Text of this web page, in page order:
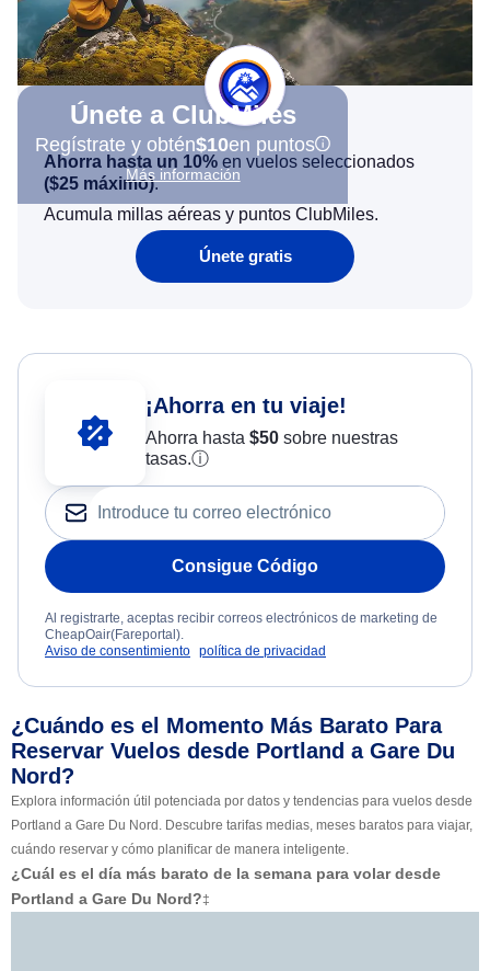
Únete a ClubMiles
Regístrate y obtén$10en puntos
Más información
Ahorra hasta un 10% en vuelos seleccionados
($25 máximo).
Acumula millas aéreas y puntos ClubMiles.
Únete gratis
¡Ahorra en tu viaje!
Ahorra hasta $50sobre nuestras
tasas.ⓘ
Consigue Código
Al registrarte, aceptas recibir correos electrónicos de marketing de
CheapOair(Fareportal).
Aviso de consentimiento política de privacidad
¿Cuándo es el Momento Más Barato Para
Reservar Vuelos desde Portland a Gare Du
Nord?
Explora información útil potenciada por datos y tendencias para vuelos desde
Portland a Gare Du Nord. Descubre tarifas medias, meses baratos para viajar,
cuándo reservar y cómo planificar de manera inteligente.
¿Cuál es el día más barato de la semana para volar desde
Portland a Gare Du Nord?‡